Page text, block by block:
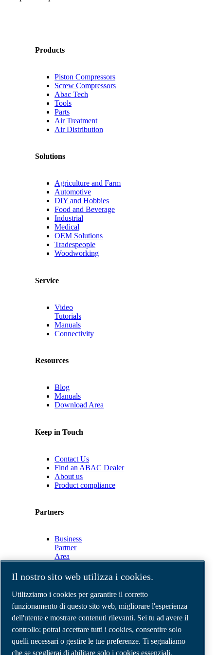
Products
Piston Compressors
Screw Compressors
Abac Tech
Tools
Parts
Air Treatment
Air Distribution
Solutions
Agriculture and Farm
Automotive
DIY and Hobbies
Food and Beverage
Industrial
Medical
OEM Solutions
Tradespeople
Woodworking
Service
Video
Tutorials
Manuals
Connectivity
Resources
Blog
Manuals
Download Area
Keep in Touch
Contact Us
Find an ABAC Dealer
About us
Product compliance
Partners
Business
Partner
Area
Connect
2.0
Business
ABAC
Media
Gallery
©2026 Compressori d'aria ABAC
Note legali e privacy
Il nostro sito web utilizza i cookies.
Utilizziamo i cookies per garantire il corretto
funzionamento di questo sito web, migliorare l'esperienza
dell'utente e mostrare contenuti rilevanti. Sei tu ad avere il
controllo: potrai accettare tutti i cookies, consentire solo
quelli necessari o gestire le tue preferenze. Ti segnaliamo
che se sceglierai di abilitare solo i cookies essenziali,